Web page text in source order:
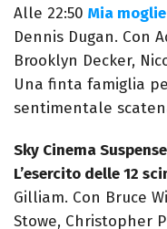
Alle 22:50 Mia
Dennis Dugan. Con
Brooklyn Decker,
Una finta famiglia
sentimentale
Sky Cinema Suspense
L’esercito delle 12
Gilliam. Con Bruce
Stowe, Christopher